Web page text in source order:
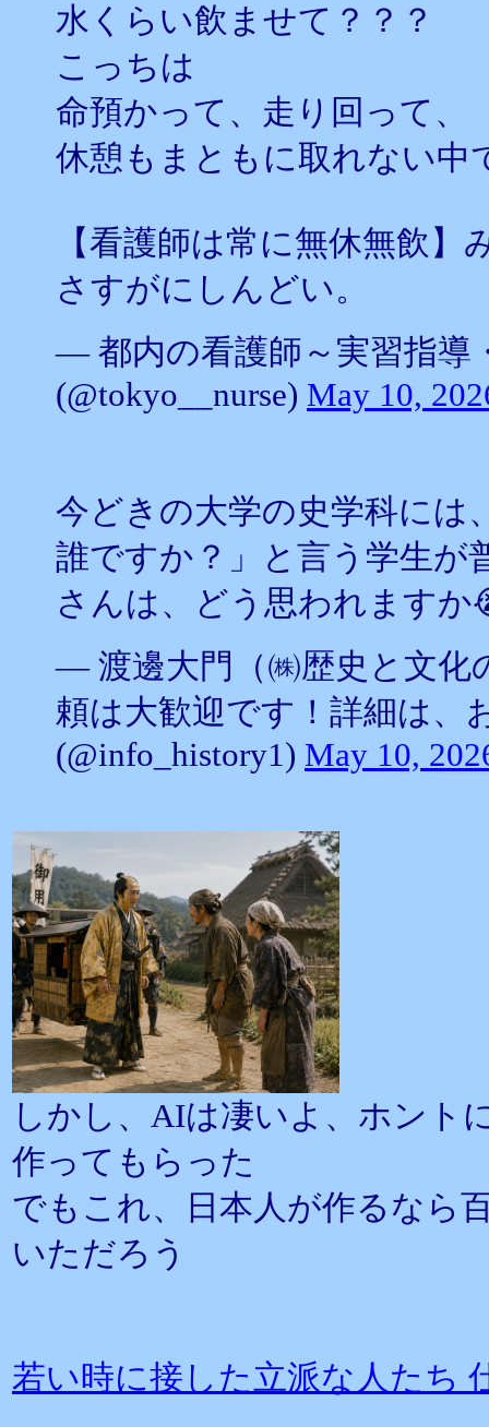
水くらい飲ませて？？？
こっちは
命預かって、走り回って、
休憩もまともに取れない中
【看護師は常に無休無飲】
さすがにしんどい。
— 都内の看護師～実習指導
(@tokyo__nurse) May 10,
今どきの大学の史学科には
誰ですか？」と言う学生が
さんは、どう思われますか
— 渡邊大門（㈱歴史と文化
頼は大歓迎です！詳細は、
(@info_history1) May 10,
しかし、AIは凄いよ、ホント
作ってもらった
でもこれ、日本人が作るなら
いただろう
若い時に接した立派な人たち